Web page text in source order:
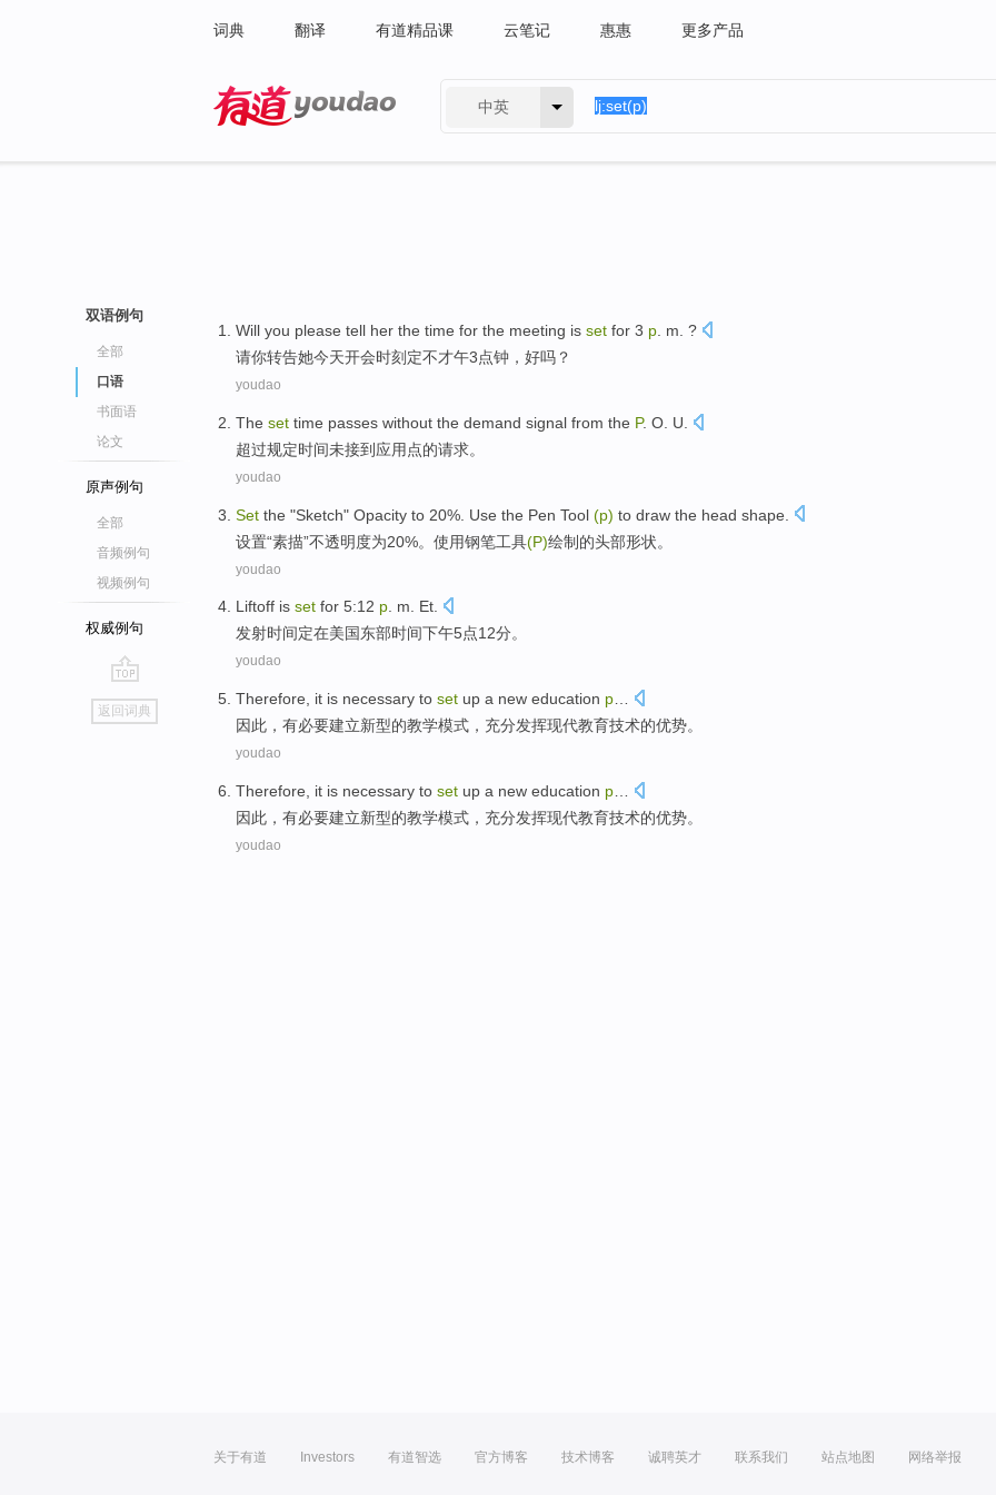
词典 翻译 有道精品课 云笔记 惠惠 更多产品
中英
双语例句
全部
口语
书面语
论文
原声例句
全部
音频例句
视频例句
权威例句
go
top
返回词典
Will you please tell her the time for the meeting is set for 3 p . m . ?
请你转告她今天开会时刻 定不才午3点钟 ，好吗？
youdao
The set time passes without the demand signal from the P. O. U.
超过规定时间未接到 应用点的请求。
youdao
Set the "Sketch" Opacity to 20%. Use the Pen Tool (p) to draw the head shape
设置“素描”不透明度为20%。 使用钢笔工具(P)绘制的头部形状。
youdao
Liftoff is set for 5:12 p. m. Et.
发射时间定在美国东部时间下午5点12分。
youdao
Therefore it is necessary to set up a new education p
因此 ， 有必要建立新型的教学模式，充分发挥现代教育技术的优势。
youdao
Therefore it is necessary to set up a new education p
因此 ， 有必要建立新型的教学模式，充分发挥现代教育技术的优势。
youdao
关于有道 Investors 有道智选 官方博客 技术博客 诚聘英才 联系我们 站点地图 网络举报